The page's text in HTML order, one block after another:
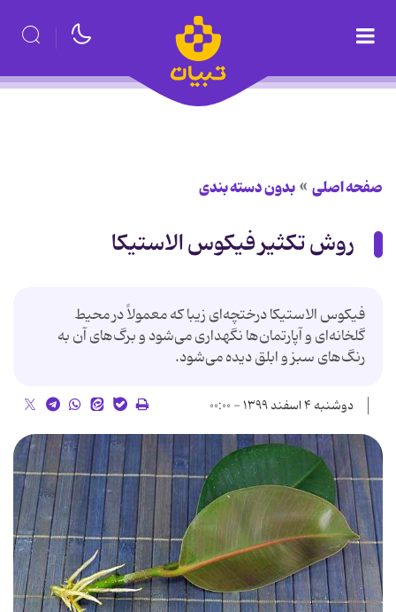
صفحه اصلی بدون دسته بندی
روش تکثیر فیکوس الاستیکا
فیکوس الاستیکا درختچه‌ای زیبا که معمولاً در محیط
گلخانه‌ای و آپارتمان‌ها نگهداری می‌شود و برگ‌های آن به
رنگ‌های سبز و ابلق دیده می‌شود.
دوشنبه ۴ اسفند ۱۳۹۹ - ۰۰:۰۰